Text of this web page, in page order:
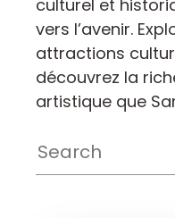
culturel et
vers l’avenir.
attractions
découvrez la
artistique que